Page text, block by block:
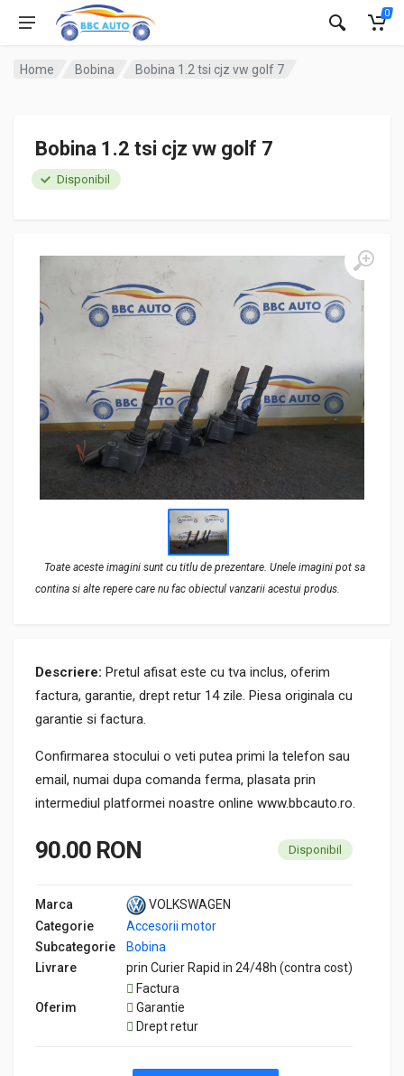
0
Home Bobina Bobina 1.2 tsi cjz vw golf 7
Toate aceste imagini sunt cu titlu de prezentare. Unele imagini pot sa
contina si alte repere care nu fac obiectul vanzarii acestui produs.
Bobina 1.2 tsi cjz vw golf 7
Disponibil
Descriere: Pretul afisat este cu tva inclus, oferim
factura, garantie, drept retur 14 zile. Piesa originala cu
garantie si factura.
Confirmarea stocului o veti putea primi la telefon sau
email, numai dupa comanda ferma, plasata prin
intermediul platformei noastre online www.bbcauto.ro.
90.00 RON Disponibil
Marca
VOLKSWAGEN
Categorie
Accesorii motor
Subcategorie
Bobina
Livrare
prin Curier Rapid in 24/48h (contra cost)
Oferim
Factura
Garantie
Drept retur